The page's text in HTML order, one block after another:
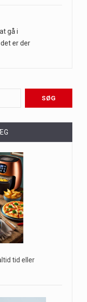
gå i
er der
tid eller